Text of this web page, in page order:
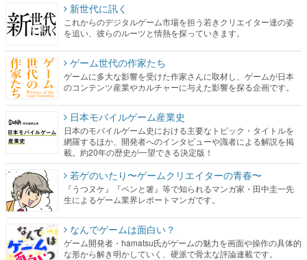
新世代に訊く
これからのデジタルゲーム市場を担う若きクリエイター達の姿
を追い、彼らのルーツと情熱を探っていきます。
ゲーム世代の作家たち
ゲームに多大な影響を受けた作家さんに取材し、ゲームが日本
のコンテンツ産業やカルチャーに与えた影響を探る企画です。
日本モバイルゲーム産業史
日本のモバイルゲーム史における主要なトピック・タイトルを
網羅するほか、開発者へのインタビューや識者による解説を掲
載。約20年の歴史が一望できる決定版！
若ゲのいたり〜ゲームクリエイターの青春〜
『うつヌケ』『ペンと箸』等で知られるマンガ家・田中圭一先
生によるゲーム業界レポートマンガです。
なんでゲームは面白い？
ゲーム開発者・hamatsu氏がゲームの魅力を画面や操作の具体的
な形から解き明かしていく、硬派で骨太な評論連載です。